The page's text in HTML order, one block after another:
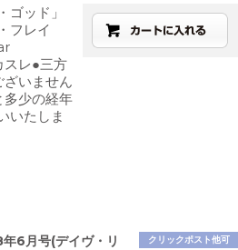
ッド」
フレイ
スレ●三方
いません
多少の経年
いたしま
クリックポスト他可
6月号(デイヴ・リ